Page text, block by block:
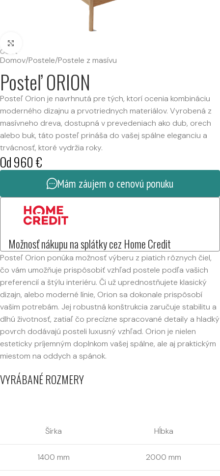
Domov/Postele/Postele z masívu
Posteľ ORION
Posteľ Orion je navrhnutá pre tých, ktorí ocenia kombináciu
moderného dizajnu a prvotriednych materiálov. Vyrobená z
masívneho dreva, dostupná v prevedeniach ako dub, orech
alebo buk, táto posteľ prináša do vašej spálne eleganciu a
trvácnosť, ktoré vydržia roky.
Od960€
Mám záujem o cenovú ponuku
Možnosť nákupu na splátky cez Home Credit
Posteľ Orion ponúka možnosť výberu z piatich rôznych čiel,
čo vám umožňuje prispôsobiť vzhľad postele podľa vašich
preferencií a štýlu interiéru. Či už uprednostňujete klasický
dizajn, alebo moderné línie, Orion sa dokonale prispôsobí
vašim potrebám. Jej robustná konštrukcia zaručuje stabilitu a
dlhú životnosť, zatiaľ čo precízne spracované detaily a hladký
povrch dodávajú posteli luxusný vzhľad. Orion je nielen
esteticky príjemným doplnkom vašej spálne, ale aj praktickým
miestom na oddych a spánok.
VYRÁBANÉ ROZMERY
Šírka Hĺbka
1400 mm 2000 mm